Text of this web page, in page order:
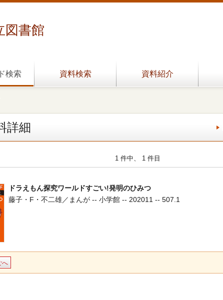
図書館
検索 資料検索 資料紹介
詳細
1 件中、 1 件目
ドラえもん探究ワールドすごい!発明のひみつ
藤子・F・不二雄／まんが -- 小学館 -- 202011 -- 507.1
へ